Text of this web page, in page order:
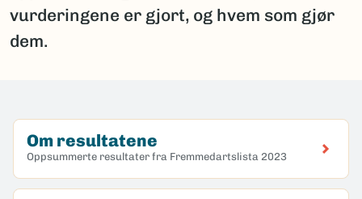
vurderingene er gjort, og hvem som gjør
dem.
Om resultatene
Oppsummerte resultater fra Fremmedartslista 2023